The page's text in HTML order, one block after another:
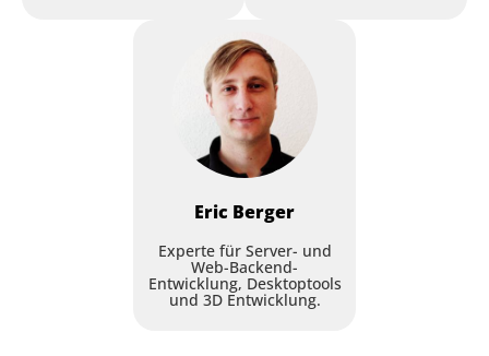
Build Your First XData REST
Archersoft Aps
Eric Berger
Experte für Server- und
Web-Backend-
Entwicklung, Desktoptools
und 3D Entwicklung.